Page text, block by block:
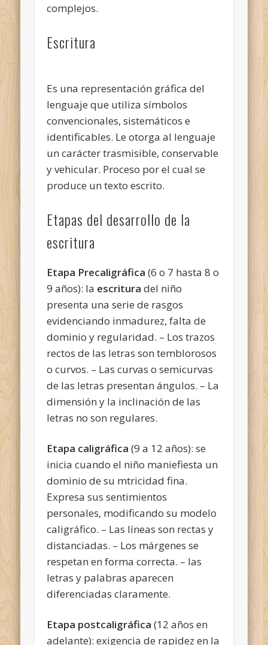
complejos.
Escritura
Es una representación gráfica del
lenguaje que utiliza símbolos
convencionales, sistemáticos e
identificables. Le otorga al lenguaje
un carácter trasmisible, conservable
y vehicular. Proceso por el cual se
produce un texto escrito.
Etapas del desarrollo de la
escritura
Etapa Precaligráfica (6 o 7 hasta 8 o
9 años): la escritura del niño
presenta una serie de rasgos
evidenciando inmadurez, falta de
dominio y regularidad. – Los trazos
rectos de las letras son temblorosos
o curvos. – Las curvas o semicurvas
de las letras presentan ángulos. – La
dimensión y la inclinación de las
letras no son regulares.
Etapa caligráfica (9 a 12 años): se
inicia cuando el niño maniefiesta un
dominio de su mtricidad fina.
Expresa sus sentimientos
personales, modificando su modelo
caligráfico. – Las líneas son rectas y
distanciadas. – Los márgenes se
respetan en forma correcta. – las
letras y palabras aparecen
diferenciadas claramente.
Etapa postcaligráfica (12 años en
adelante): exigencia de rapidez en la